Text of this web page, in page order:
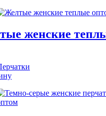
женские